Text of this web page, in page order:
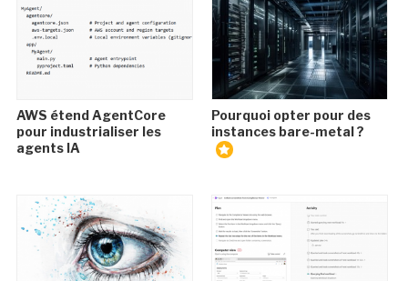
AWS étend AgentCore
pour industrialiser les
agents IA
Pourquoi opter pour des
instances bare-metal ?